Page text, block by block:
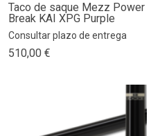
Taco de saque Mezz Power
Break KAI XPG Purple
Consultar plazo de entrega
510,00 €